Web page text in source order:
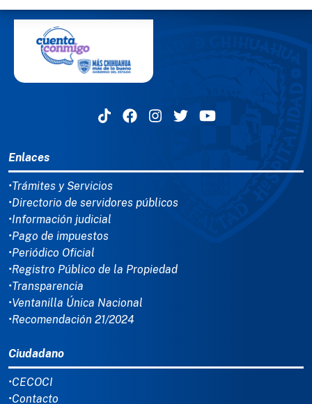
Enlaces
•Trámites y Servicios
•Directorio de servidores públicos
•Información judicial
•Pago de impuestos
•Periódico Oficial
•Registro Público de la Propiedad
•Transparencia
•Ventanilla Única Nacional
•Recomendación 21/2024
Ciudadano
•CECOCI
•Contacto